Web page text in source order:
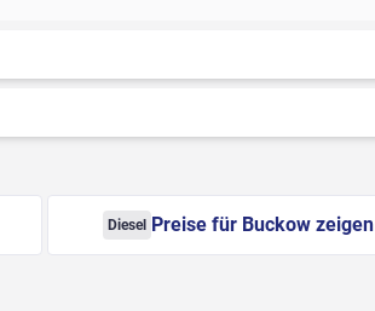
Diesel Preise für Buckow zeigen